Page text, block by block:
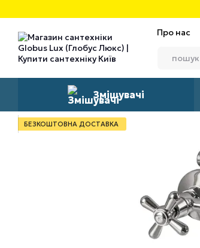
Про нас
Змішувачі
БЕЗКОШТОВНА ДОСТАВКА